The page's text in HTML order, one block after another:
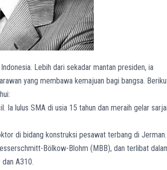
Lebih dari sekadar mantan presiden, ia
yang membawa kemajuan bagi bangsa.
Ia lulus SMA di usia 15 tahun dan meraih gelar
di bidang konstruksi pesawat terbang di
Bölkow-Blohm (MBB), dan terlibat
A310.